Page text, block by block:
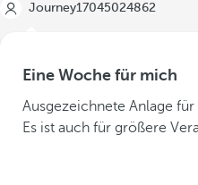
Journey17045024862
Eine Woche für mich
Ausgezeichnete Anlage
Es ist auch für größere